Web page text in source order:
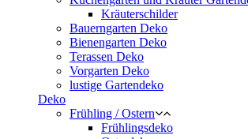
Kräuterschilder
Bauerngarten Deko
Bienengarten Deko
Terassen Deko
Vorgarten Deko
lustige Gartendeko
Deko
Frühling / Ostern
Frühlingsdeko